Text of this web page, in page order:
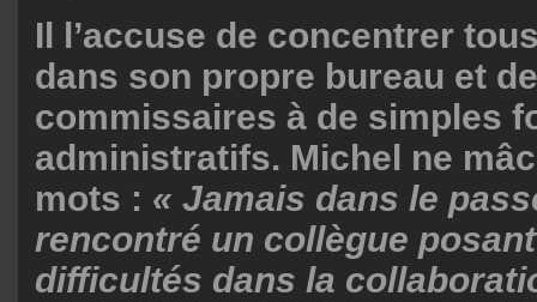
Il l’accuse de concentrer
dans son propre bureau et
commissaires à de simples
administratifs. Michel ne
mots : « Jamais dans le
rencontré un collègue
difficultés dans la